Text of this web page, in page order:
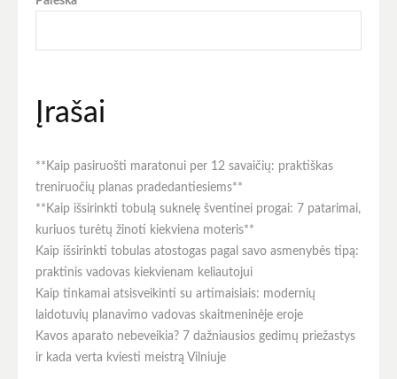
Įrašai
**Kaip pasiruošti maratonui per 12 savaičių: praktiškas
treniruočių planas pradedantiesiems**
**Kaip išsirinkti tobulą suknelę šventinei progai: 7 patarimai,
kuriuos turėtų žinoti kiekviena moteris**
Kaip išsirinkti tobulas atostogas pagal savo asmenybės tipą:
praktinis vadovas kiekvienam keliautojui
Kaip tinkamai atsisveikinti su artimaisiais: modernių
laidotuvių planavimo vadovas skaitmeninėje eroje
Kavos aparato nebeveikia? 7 dažniausios gedimų priežastys
ir kada verta kviesti meistrą Vilniuje